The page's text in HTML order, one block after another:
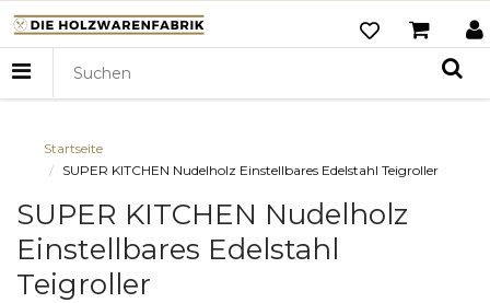
Startseite
SUPER KITCHEN Nudelholz Einstellbares Edelstahl Teigroller
SUPER KITCHEN Nudelholz
Einstellbares Edelstahl
Teigroller